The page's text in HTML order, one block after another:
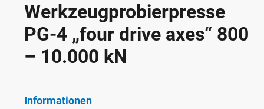
Werkzeugprobierpresse
PG-4 „four drive axes“ 800
– 10.000 kN
Informationen